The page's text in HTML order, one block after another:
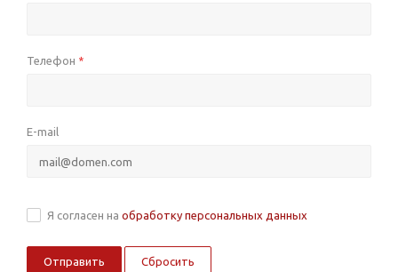
Телефон *
E-mail
Я согласен на обработку персональных данных
Сбросить